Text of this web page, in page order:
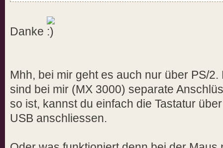
Danke
Mhh, bei mir geht es auch nur über PS/
sind bei mir (MX 3000) separate
so ist, kannst du einfach die Tastatur
USB anschliessen.